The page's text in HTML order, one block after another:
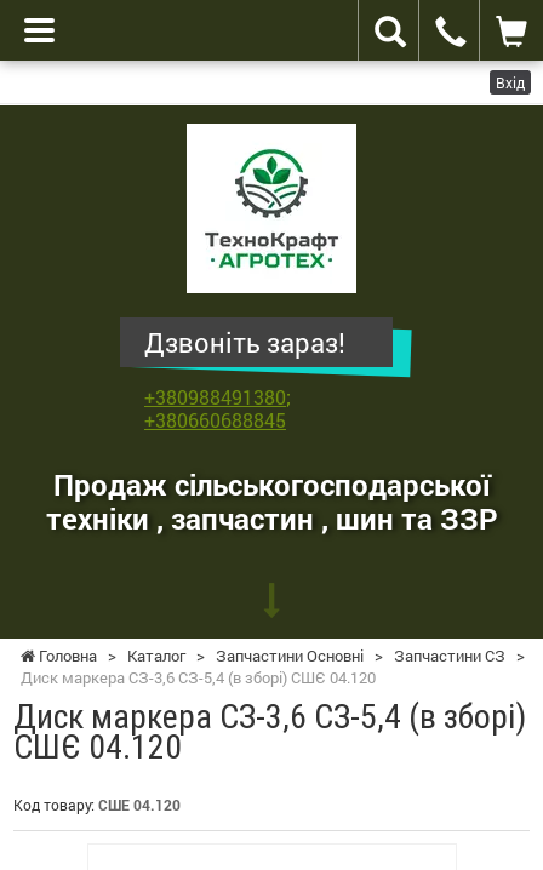
Вхід
сільськогосподарської
Дзвоніть зараз!
+380988491380;
+380660688845
Продаж сільськогосподарської
техніки , запчастин , шин та ЗЗР
Головна > Каталог > Запчастини Основні > Запчастини СЗ
>
Диск маркера СЗ-3,6 СЗ-5,4 (в зборі) СШЄ 04.120
Диск маркера СЗ-3,6 СЗ-5,4 (в зборі)
СШЄ 04.120
Код товару: СШЕ 04.120